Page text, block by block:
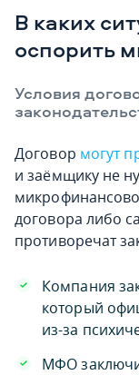
В каких
оспорить
Условия
Договор могут
и заёмщику не
договора либо
противоречат
Компания
который
из-за
МФО